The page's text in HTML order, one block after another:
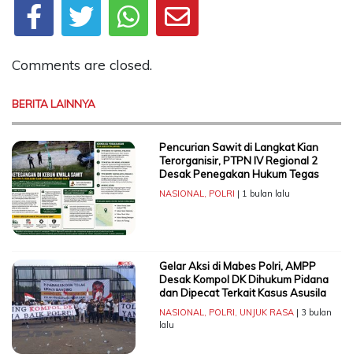
Comments are closed.
BERITA LAINNYA
Pencurian Sawit di Langkat Kian
Terorganisir, PTPN IV Regional 2
Desak Penegakan Hukum Tegas
NASIONAL POLRI | 1 bulan lalu
Gelar Aksi di Mabes Polri, AMPP
Desak Kompol DK Dihukum Pidana
dan Dipecat Terkait Kasus Asusila
NASIONAL POLRI UNJUK RASA| 3 bulan
lalu